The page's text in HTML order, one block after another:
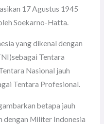
17 Agustus 1945
Soekarno-Hatta.
yang dikenal dengan
Tentara
Nasional jauh
Tentara Profesional.
betapa jauh
dengan Militer Indonesia